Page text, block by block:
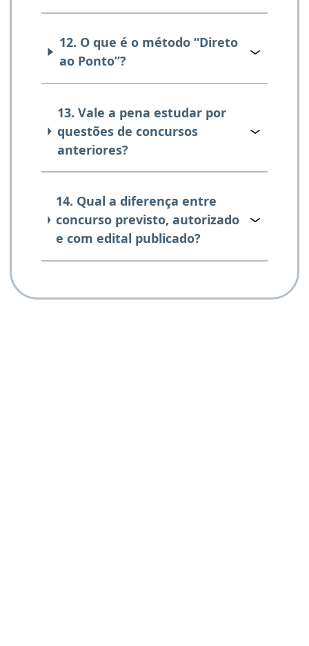
12. O que é o método “Direto
ao Ponto”?
13. Vale a pena estudar por
questões de concursos
anteriores?
14. Qual a diferença entre
concurso previsto, autorizado
e com edital publicado?